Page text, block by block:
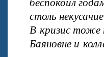
столь
В кризис
Баяновне и